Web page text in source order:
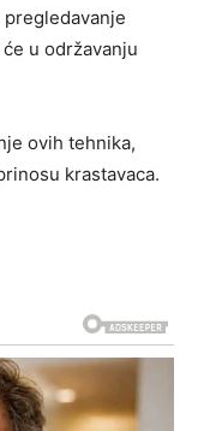
u održavanju
ovih tehnika,
krastavaca.